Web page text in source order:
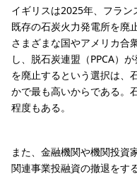
イギリスは2025年、フラ
既存の石炭火力発電所を廃
さまざまな国やアメリカ合
し、脱石炭連盟（PPCA）
を廃止するという選択は、
かで最も高いからである。
程度もある。
また、金融機関や機関投資
関連事業投融資の撤退をす